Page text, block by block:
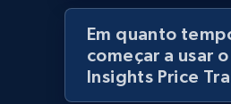
1.1K+ 149+
Em quanto
começar a usar
Insights Price